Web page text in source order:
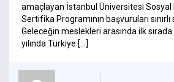
amaçlayan İstanbul Üniversitesi Sosyal
Sertifika Programının başvuruları
Geleceğin meslekleri arasında ilk
yılında Türkiye […]